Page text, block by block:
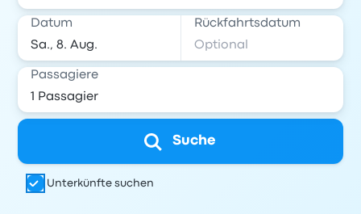
Datum Rückfahrtsdatum
Passagiere
Suche
Unterkünfte suchen